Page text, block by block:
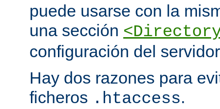
puede usarse con la
una sección
configuración del
Hay dos razones para
ficheros .htaccess.